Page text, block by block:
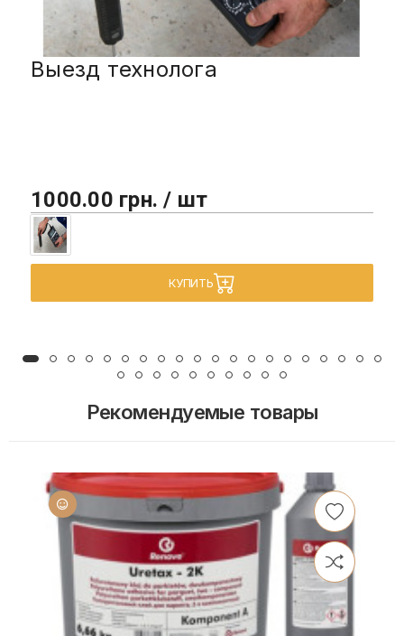
Выезд технолога
1000.00 грн. / шт
КУПИТЬ
Рекомендуемые товары